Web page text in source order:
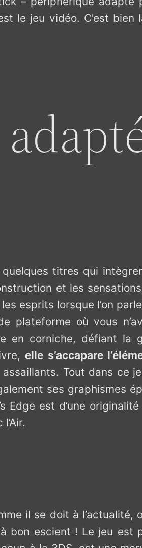
le jeu vidéo. C’est
titres qui
et les
esprits lorsque l’on
plateforme où vous
en corniche, défiant la
elle s’accapare
Tout dans ce
ses graphismes
Edge est d’une
il se doit à
bon escient ! Le jeu